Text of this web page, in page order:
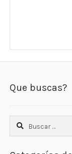
Que buscas?
Buscar: